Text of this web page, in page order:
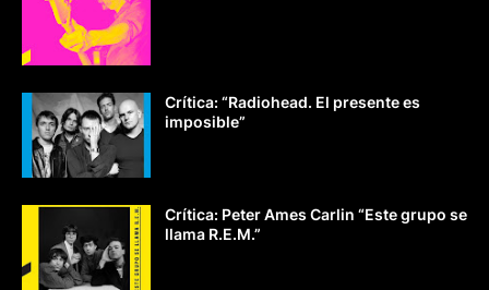
Crítica: “Radiohead. El presente es
imposible”
Crítica: Peter Ames Carlin “Este grupo se
llama R.E.M.”